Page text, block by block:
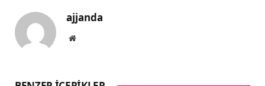
ajjanda
Website